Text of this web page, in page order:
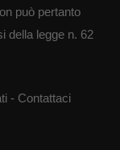
può pertanto
della legge n. 62
- Contattaci